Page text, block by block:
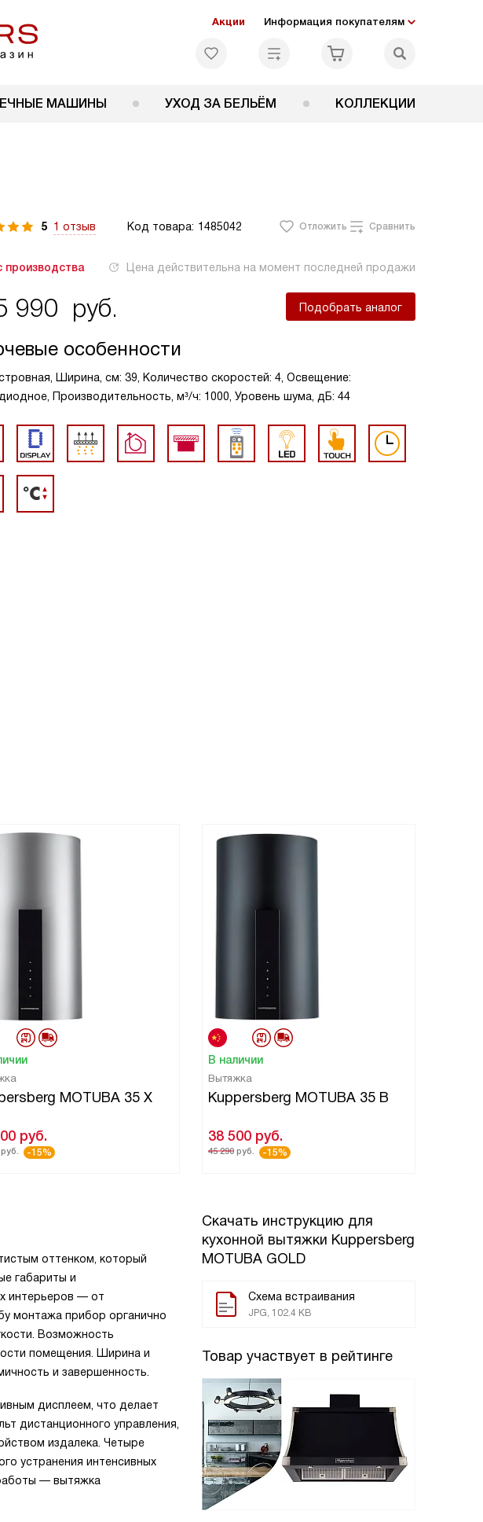
Акции Информация покупателям
МАШИНЫ УХОД ЗА БЕЛЬЁМ КОЛЛЕКЦИИ
5 1 отзыв Код товара: 1485042 Отложить Сравнить
производства Цена действительна на момент последней продажи
990 руб. Подобрать аналог
особенности
Ширина, см: 39, Количество скоростей: 4, Освещение:
Производительность, м³/ч: 1000, Уровень шума, дБ: 44
MOTUBA 35 X
руб.
руб. -15%
В наличии
Вытяжка
Kuppersberg MOTUBA 35 B
38 500 руб.
45 290 руб. -15%
Скачать инструкцию для
кухонной вытяжки Kuppersberg
MOTUBA GOLD
Схема встраивания
JPG, 102.4 KB
Товар участвует в рейтинге
оттенком, который
габариты и
интерьеров — от
монтажа прибор органично
Возможность
помещения. Ширина и
и завершенность.
дисплеем, что делает
дистанционного управления,
издалека. Четыре
устранения интенсивных
— вытяжка